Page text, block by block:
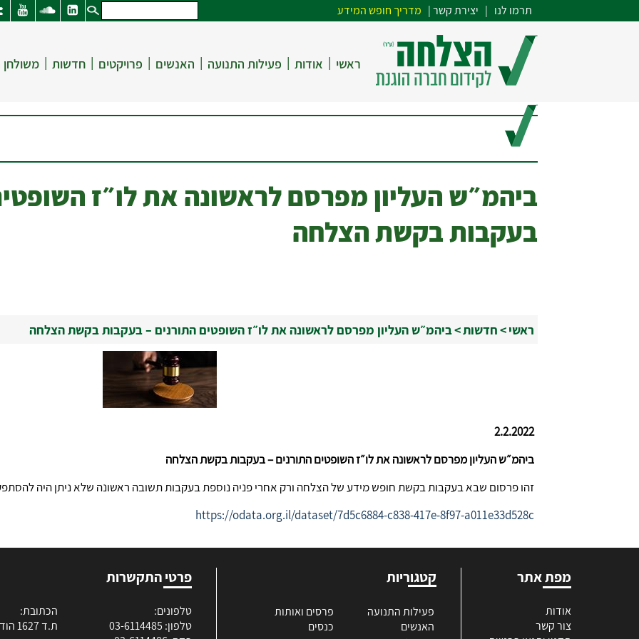
תרמו לנו | יצירת קשר| מדריך חופש המידע
ראשי | אודות | פעילות התנועה | האנשים | פרויקטים | חדשות |
ביהמ״ש העליון מפרסם לראשונה את לו״ז
בעקבות בקשת הצלחה
ראשי>חדשות>ביהמ״ש העליון מפרסם לראשונה את לו״ז השופטים התורנים – בעקבות בקשת הצלחה
2.2.2022
ביהמ״ש העליון מפרסם לראשונה את לו״ז השופטים התורנים– בעקבות בקשת הצלחה
זהו פרסום שבא בעקבות בקשת חופש מידע של הצלחה ורק אחרי פניה נוספת בעקבות תשובה ראשונה שלא ניתן היה
https://odata.org.il/dataset/7d5c6884-c838-417e-8f97-a011e33d528c
מפת אתר
אודות
צור קשר
קטגוריות
פעילות התנועה
האנשים
פרסים ואותות
כנסים
פרטי התקשרות
טלפונים:
טלפון: 03-6114485
הכתובת:
ת.ד 1627 הוד השרון